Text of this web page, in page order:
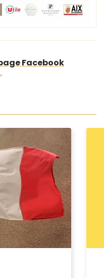
Facebook